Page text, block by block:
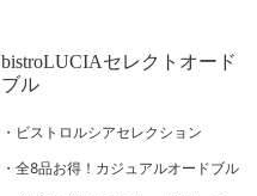
bistroLUCIAセレクトオード
ブル
ビストロルシアセレクション
全8品お得！カジュアルオードブル